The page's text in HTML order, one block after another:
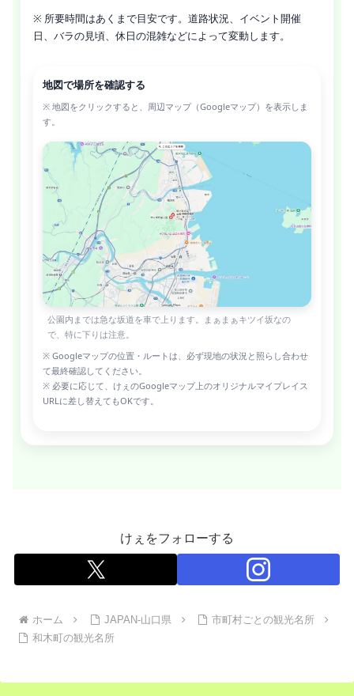
※ 所要時間はあくまで目安です。道路状況、イベント開催
日、バラの見頃、休日の混雑などによって変動します。
地図で場所を確認する
※ 地図をクリックすると、周辺マップ（Googleマップ）を表示しま
す。
公園内までは急な坂道を車で上ります。まぁまぁキツイ坂なの
で、特に下りは注意。
※ Googleマップの位置・ルートは、必ず現地の状況と照らし合わせ
て最終確認してください。
※ 必要に応じて、けぇのGoogleマップ上のオリジナルマイプレイス
URLに差し替えてもOKです。
けぇをフォローする
ホーム JAPAN-山口県
市町村ごとの観光名所
和木町の観光名所